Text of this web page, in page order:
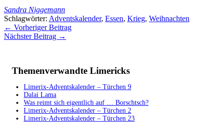
Sandra Niggemann
Schlagwörter: Adventskalender, Essen, Krieg, Weihnachten
← Vorheriger Beitrag
Nächster Beitrag →
Themenverwandte Limericks
Limerix-Adventskalender – Türchen 9
Dalai Lama
Was reimt sich eigentlich auf … Borschtsch?
Limerix-Adventskalender – Türchen 2
Limerix-Adventskalender – Türchen 23